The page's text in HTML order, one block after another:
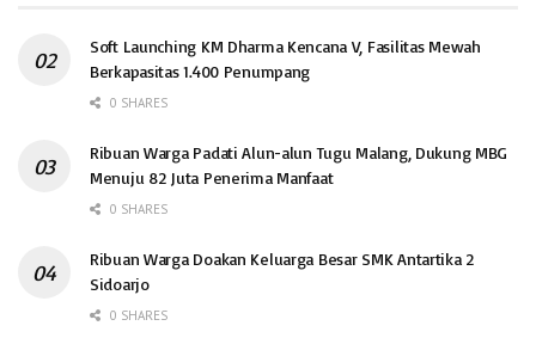
Soft Launching KM Dharma Kencana V, Fasilitas Mewah
Berkapasitas 1.400 Penumpang
0 SHARES
Ribuan Warga Padati Alun-alun Tugu Malang, Dukung MBG
Menuju 82 Juta Penerima Manfaat
0 SHARES
Ribuan Warga Doakan Keluarga Besar SMK Antartika 2
Sidoarjo
0 SHARES